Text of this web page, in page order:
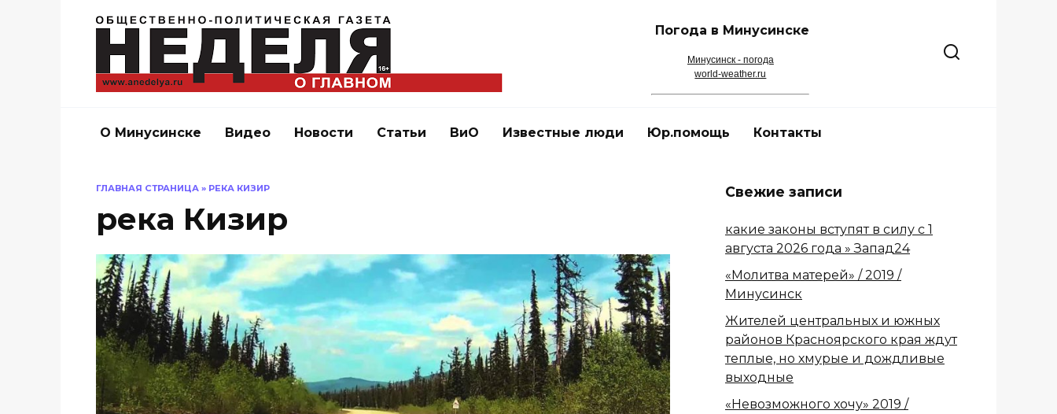
Погода в Минусинске
Минусинск - погода
world-weather.ru
О Минусинске Видео Новости Статьи ВиО Известные люди Юр.помощь Контакты
ГЛАВНАЯ СТРАНИЦА » РЕКА КИЗИР
река Кизир
Свежие записи
какие законы вступят в силу с 1
августа 2026 года » Запад24
«Молитва матерей» / 2019 /
Минусинск
Жителей центральных и южных
районов Красноярского края ждут
теплые, но хмурые и дождливые
выходные
«Невозможного хочу» 2019 /